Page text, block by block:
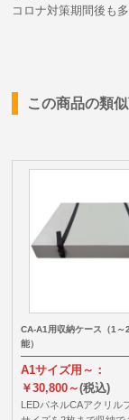
コロナ対策期間後も
この商品の類
CA-A1用収納ケース（1～
能）
A1サイズ用～：
￥30,800～(税込)
LEDパネルCAアクリル